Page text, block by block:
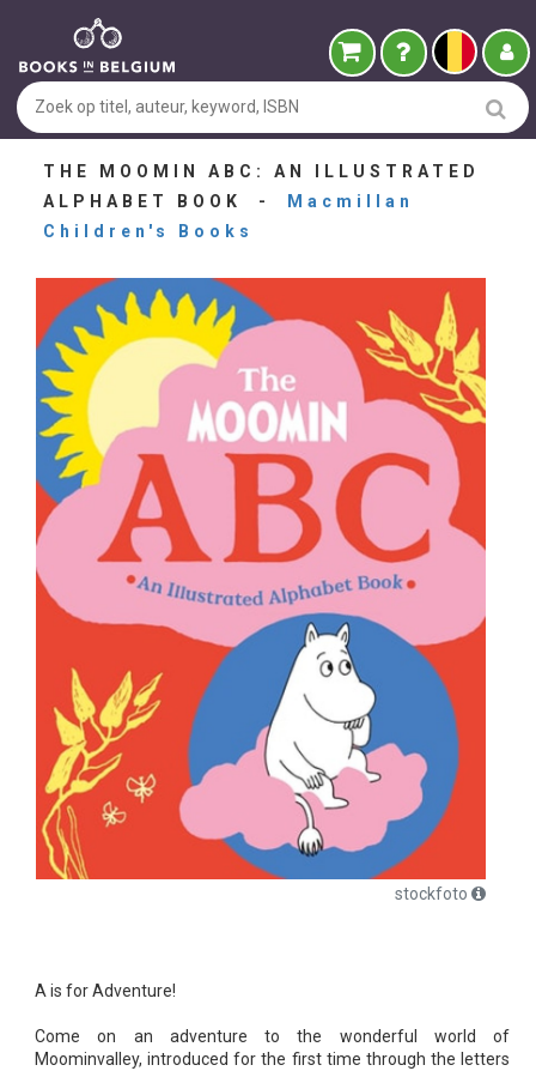
THE MOOMIN ABC: AN ILLUSTRATED
ALPHABET BOOK -
Macmillan
Children's Books
stockfoto
A is for Adventure!
Come on an adventure to the wonderful world of
Moominvalley, introduced for the first time through the letters